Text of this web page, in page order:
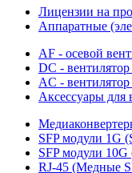
Лицензии на
Аппаратные
AF - осевой
DC -
AC -
Аксессуары для
SFP модули 1G
SFP модули 10G
RJ-45 (Медные